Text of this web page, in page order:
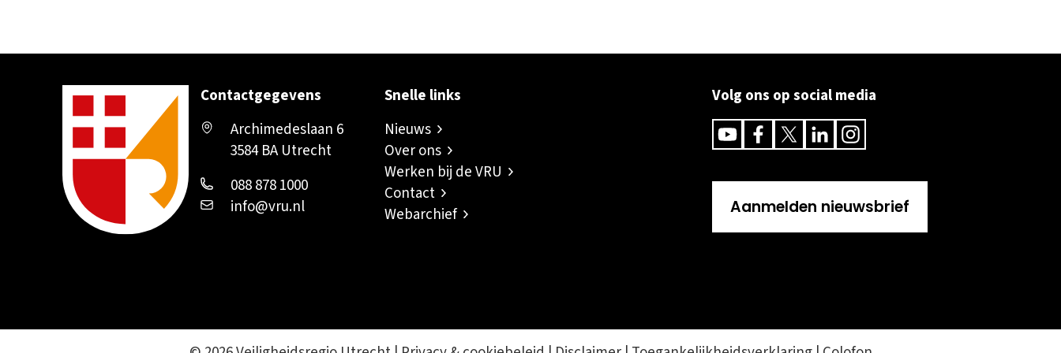
Contactgegevens
Archimedeslaan 6
3584 BA Utrecht
088 878 1000
info@vru.nl
Snelle links
Nieuws
Over ons
Werken bij de VRU
Contact
Webarchief
Volg ons op social media
YoutubeFacebookTwitterLinkedinInstagram
Aanmelden nieuwsbrief